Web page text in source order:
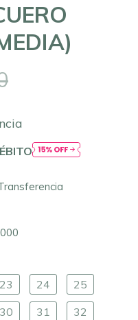
23 24
25
30 31
32